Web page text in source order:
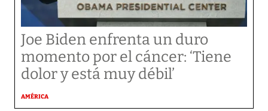
Joe Biden enfrenta un duro
momento por el cáncer: ‘Tiene
dolor y está muy débil’
AMÉRICA